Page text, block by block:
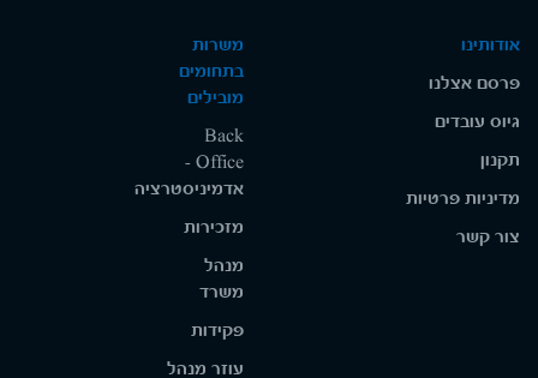
אודותינו
פרסם אצלנו
גיוס עובדים
תקנון
מדיניות פרטיות
צור קשר
משרות
בתחומים
מובילים
Back
Office -
אדמיניסטרציה
מזכירות
מנהל
משרד
פקידות
עוזר מנהל